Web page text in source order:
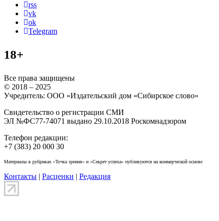
rss
vk
ok
Telegram
18+
Все права защищены
© 2018 – 2025
Учредитель: ООО «Издательский дом «Сибирское слово»
Свидетельство о регистрации СМИ
ЭЛ №ФС77-74071 выдано 29.10.2018 Роскомнадзором
Телефон редакции:
+7 (383) 20 000 30
Материалы в рубриках «Точка зрения» и «Секрет успеха» публикуются на коммерческой основе
Контакты | Расценки | Редакция